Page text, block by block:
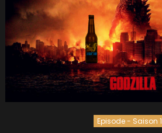
Episode - Saison 1